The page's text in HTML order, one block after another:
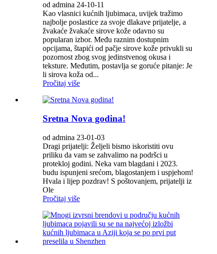
od admina 24-10-11
Kao vlasnici kućnih ljubimaca, uvijek tražimo
najbolje poslastice za svoje dlakave prijatelje, a
žvakaće žvakaće sirove kože odavno su
popularan izbor. Među raznim dostupnim
opcijama, štapići od pačje sirove kože privukli su
pozornost zbog svog jedinstvenog okusa i
teksture. Međutim, postavlja se goruće pitanje: Je
li sirova koža od...
Pročitaj više
Sretna Nova godina!
od admina 23-01-03
Dragi prijatelji: Željeli bismo iskoristiti ovu
priliku da vam se zahvalimo na podršci u
protekloj godini. Neka vam blagdani i 2023.
budu ispunjeni srećom, blagostanjem i uspjehom!
Hvala i lijep pozdrav! S poštovanjem, prijatelji iz
Ole
Pročitaj više